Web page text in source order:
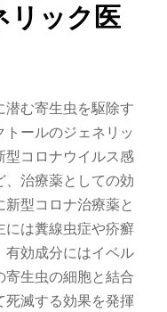
リック医
潜む寄生虫を駆除す
ールのジェネリッ
型コロナウイルス感
、治療薬としての効
型コロナ治療薬と
には糞線虫症や疥癬
有効成分にはイベル
寄生虫の細胞と結合
死滅する効果を発揮